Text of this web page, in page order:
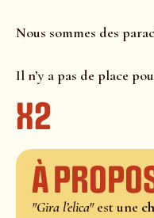
Nous sommes des
Il n’y a pas de place
x2
À
"Gira l’elica"est une